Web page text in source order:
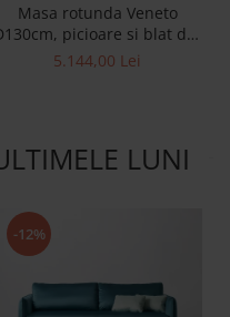
Masa rotunda Veneto
picioare si blat din
lemn masiv de stejar,
5.144,00 Lei
LUNI
-12%